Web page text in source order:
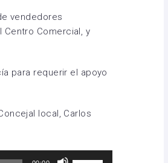
vendedores
Comercial, y
para requerir el apoyo
local, Carlos